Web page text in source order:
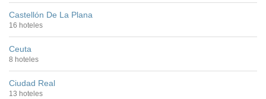
Castellón De La Plana
16 hoteles
Ceuta
8 hoteles
Ciudad Real
13 hoteles